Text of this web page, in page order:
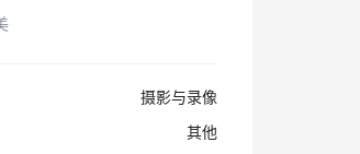
摄影与录像
其他